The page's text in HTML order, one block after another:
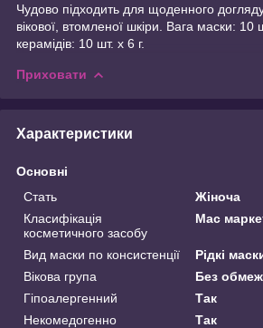
Чудово підходить для щоденного
вікової, втомленої шкіри. Вага маски: 10
керамідів: 10 шт. х 6 г.
Приховати
Характеристики
Основні
Стать
Жіноча
Класифікація
косметичного засобу
Мас
Вид маски по консистенції
Рідкі
Вікова група
Без
Гіпоалергенний
Так
Некомедогенно
Так